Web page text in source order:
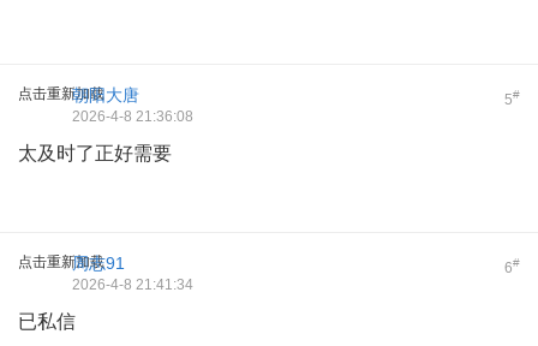
点击重新加载 5#
朝阳大唐
2026-4-8 21:36:08
太及时了正好需要
点击重新加载 6#
周志91
2026-4-8 21:41:34
已私信